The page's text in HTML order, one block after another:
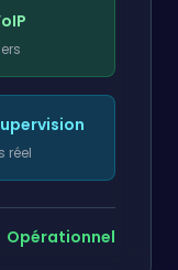
réel
Opérationnel